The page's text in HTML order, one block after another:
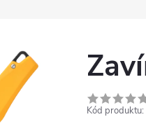
Kód produktu: